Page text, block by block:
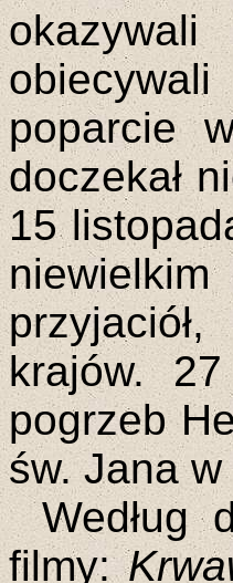
okazywali
poparcie
doczekał
15
krajów.
pogrzeb
św. Jana
Według
filmy: